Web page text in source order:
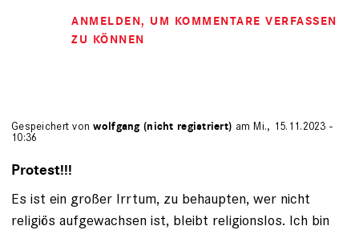
ANMELDEN, UM KOMMENTARE VERFASSEN
ZU KÖNNEN
Gespeichert vonwolfgang (nicht registriert) am Mi., 15.11.2023 -
10:36
Protest!!!
Es ist ein großer Irrtum, zu behaupten, wer nicht
religiös aufgewachsen ist, bleibt religionslos. Ich bin